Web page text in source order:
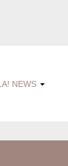
NEWS